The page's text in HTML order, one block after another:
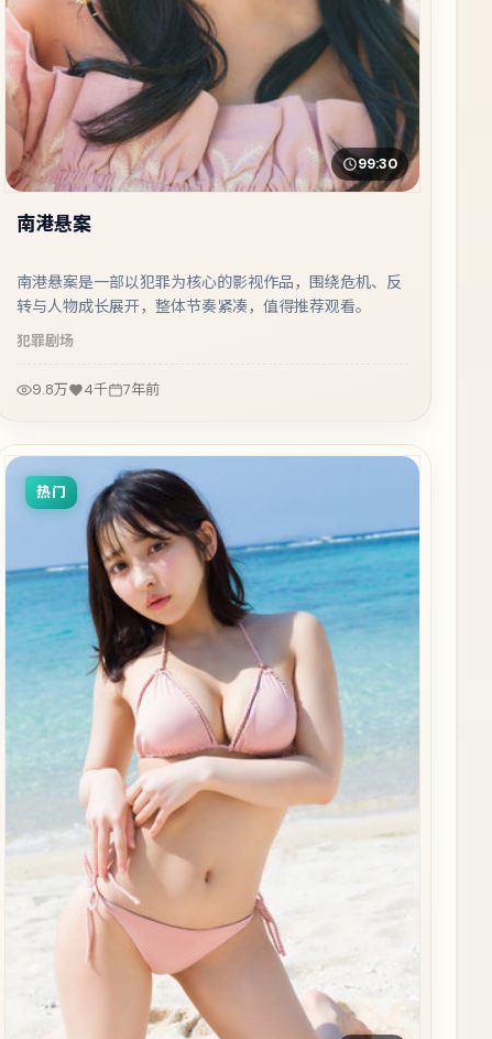
99:30
南港悬案
南港悬案是一部以犯罪为核心的影视作品，围绕危机、反
转与人物成长展开，整体节奏紧凑，值得推荐观看。
犯罪剧场
9.8万 4千 7年前
热门